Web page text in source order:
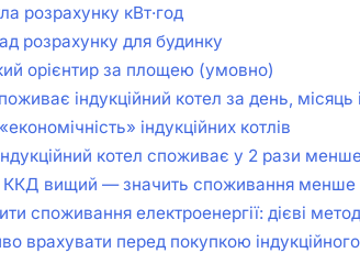
розрахунку кВт·год
розрахунку для будинку
орієнтир за площею (умовно)
індукційний котел за день, місяць
індукційних котлів
котел споживає у 2 рази
ККД вищий — значить споживання менше
споживання електроенергії: дієві
врахувати перед покупкою